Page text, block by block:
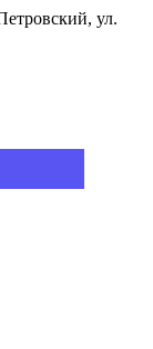
ул.